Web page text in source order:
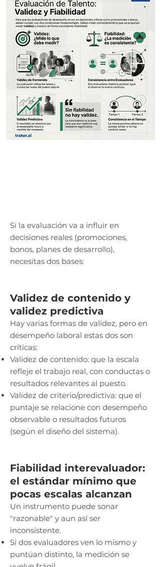
Si la evaluación va a influir en
decisiones reales (promociones,
bonos, planes de desarrollo),
necesitas dos bases:
Validez de contenido y
validez predictiva
Hay varias formas de validez, pero en
desempeño laboral estas dos son
críticas:
Validez de contenido: que la escala
refleje el trabajo real, con conductas o
resultados relevantes al puesto.
Validez de criterio/predictiva: que el
puntaje se relacione con desempeño
observable o resultados futuros
(según el diseño del sistema).
Fiabilidad interevaluador:
el estándar mínimo que
pocas escalas alcanzan
Un instrumento puede sonar
"razonable" y aun así ser
inconsistente.
Si dos evaluadores ven lo mismo y
puntúan distinto, la medición se